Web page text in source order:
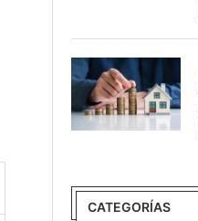
CATEGORÍAS